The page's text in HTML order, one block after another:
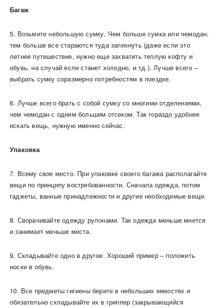
Багаж
5. Возьмите небольшую сумку. Чем больше сумка или чемодан,
тем больше все стараются туда запихнуть (даже если это
летнее путешествие, нужно еще захватить теплую кофту и
обувь, на случай если станет холодно, и тд.). Лучше всего –
выбрать сумку соразмерно потребностям в поездке.
6. Лучше всего брать с собой сумку со многими отделениями,
чем чемодан с одним большим отсеком. Так гораздо удобнее
искать вещь, нужную именно сейчас.
Упаковка
7. Всему свое место. При упаковке своего багажа располагайте
вещи по принципу востребованности. Сначала одежда, потом
гаджеты, ванные принадлежности и другие необходимые вещи.
8. Сворачивайте одежду рулонами. Так одежда меньше мнется
и занимает меньше места.
9. Складывайте одно в другое. Хороший пример – положить
носки в обувь.
10. Все предметы гигиены берите в небольших емкостях и
обязательно складывайте их в гриппер (закрывающийся